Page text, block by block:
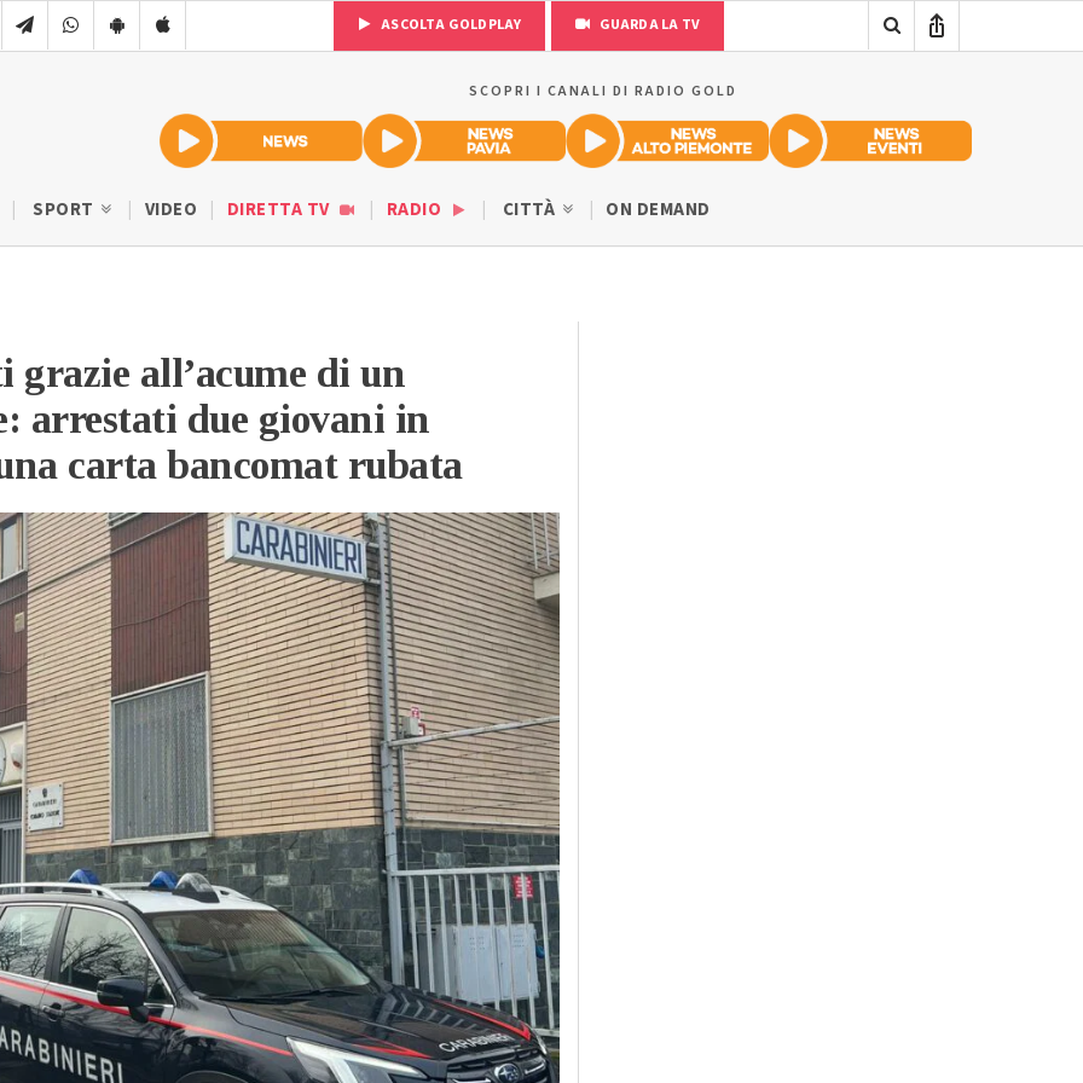
ASCOLTA GOLDPLAY GUARDA LA TV
SCOPRI I CANALI DI RADIO GOLD
SPORT VIDEO DIRETTA TV RADIO CITTÀ ON DEMAND
grazie all’acume di un
arrestati due giovani in
carta bancomat rubata